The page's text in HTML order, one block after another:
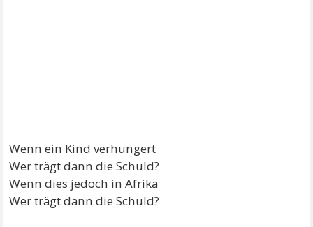
Wenn ein Kind verhungert
Wer trägt dann die Schuld?
Wenn dies jedoch in Afrika
Wer trägt dann die Schuld?